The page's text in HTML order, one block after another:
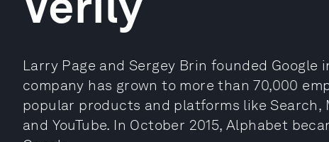
Larry Page and Sergey Brin founded Google
company has grown to more than 70,000
popular products and platforms like Search,
and YouTube. In October 2015, Alphabet